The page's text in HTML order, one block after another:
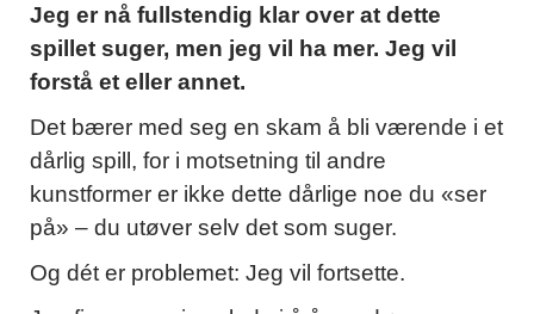
Jeg er nå fullstendig klar over at dette
spillet suger, men jeg vil ha mer. Jeg vil
forstå et eller annet.
Det bærer med seg en skam å bli værende i et
dårlig spill, for i motsetning til andre
kunstformer er ikke dette dårlige noe du «ser
på» – du utøver selv det som suger.
Og dét er problemet: Jeg vil fortsette.